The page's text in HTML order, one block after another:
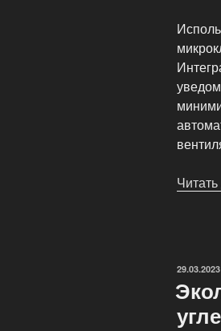
29.03.2023